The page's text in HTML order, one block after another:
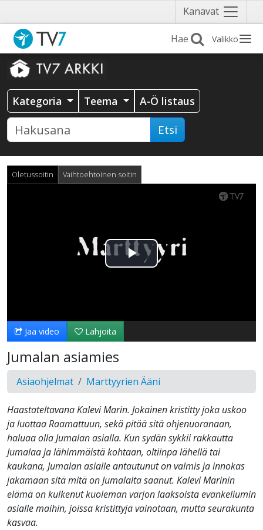
Kanavat Näytä
valikko
Valikko
Kategoria Teema A-Ö listaus
Etsi
Oletussoitin Vaihtoehtoinen soitin
Toista
Jaa video Lahjoita
Jumalan asiamies
Asiaohjelmat Marttyyrien Ääni
Haastateltavana Kalevi Marin. Jokainen kristitty joka uskoo
ja luottaa Raamattuun, sekä pitää sitä ohjenuoranaan,
haluaa olla Jumalan asialla. Kun sydän sykkii rakkautta
Jumalaa ja lähimmäistä kohtaan, oltiinpa lähellä tai
kaukana, Jumalan asialle antautunut on valmis ja innokas
jakamaan sitä mitä on Jumalalta saanut. Kalevi Marinin
elämä on kulkenut kuoleman varjon laaksoista evankeliumin
asialle maihin, joissa kristittyjä vainotaan, mutta seurakunta
kasvaa.